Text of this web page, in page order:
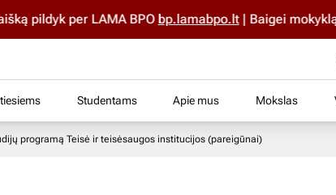
per LAMA BPObp.lamabpo.lt| Baigei mokyklą iki
Studentams Apie mus Mokslas
programą Teisė ir teisėsaugos institucijos (pareigūnai)